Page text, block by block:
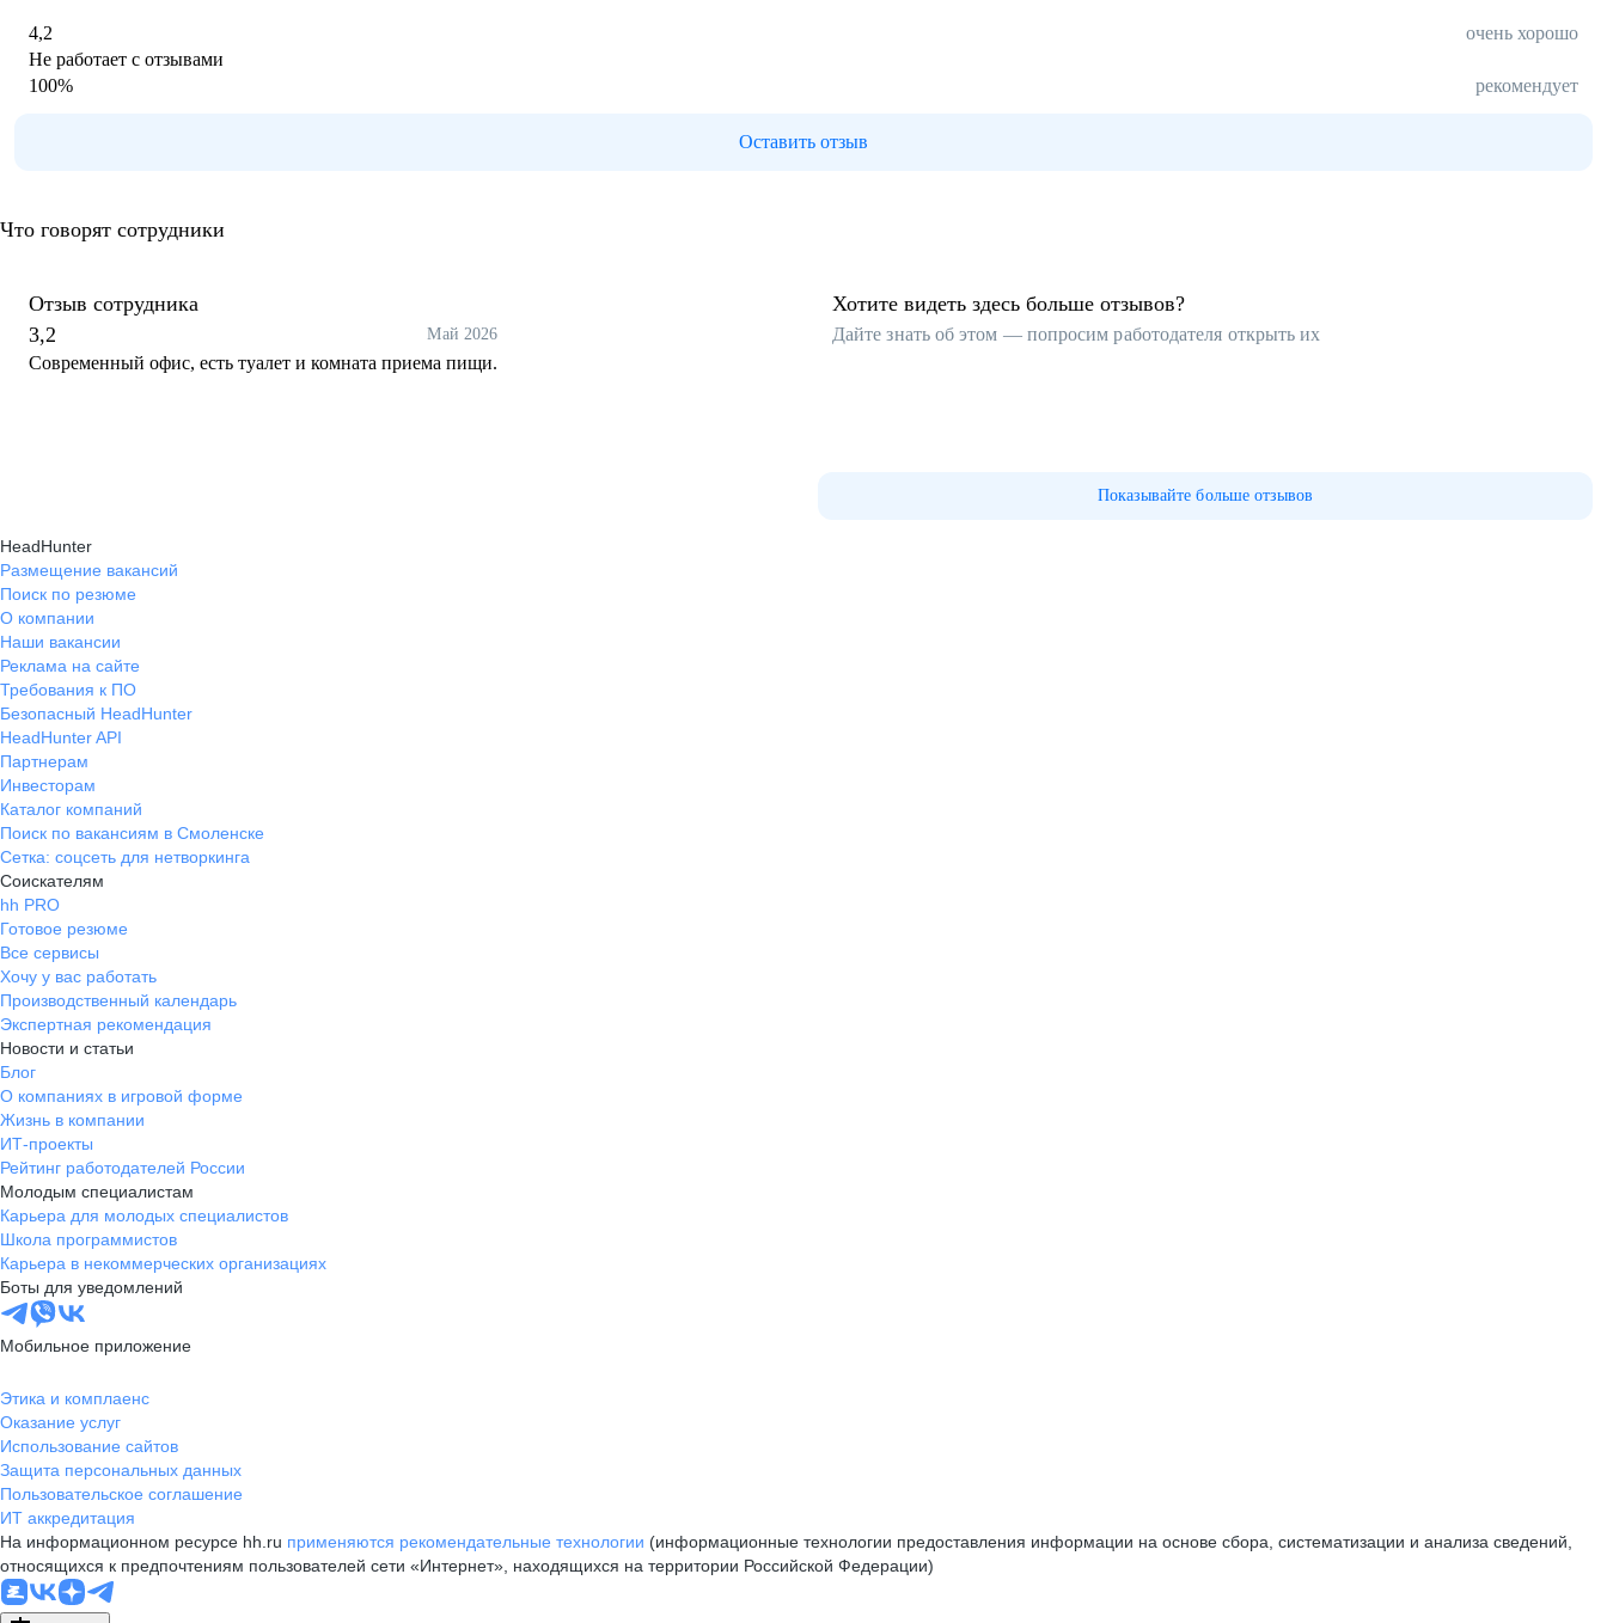
4,2
очень хорошо
Не работает с отзывами
100% рекомендует
Оставить отзыв
Что говорят сотрудники
Отзыв сотрудника
3,2
Май 2026
Современный офис, есть туалет и комната приема пищи.
Хотите видеть здесь больше отзывов?
Дайте знать об этом — попросим работодателя открыть их
Показывайте больше отзывов
HeadHunter
Размещение вакансий
Поиск по резюме
О компании
Наши вакансии
Реклама на сайте
Требования к ПО
Безопасный HeadHunter
HeadHunter API
Партнерам
Инвесторам
Каталог компаний
Поиск по вакансиям в Смоленске
Сетка: соцсеть для нетворкинга
Соискателям
hh PRO
Готовое резюме
Все сервисы
Хочу у вас работать
Производственный календарь
Экспертная рекомендация
Новости и статьи
Блог
О компаниях в игровой форме
Жизнь в компании
ИТ-проекты
Рейтинг работодателей России
Молодым специалистам
Карьера для молодых специалистов
Школа программистов
Карьера в некоммерческих организациях
Боты для уведомлений
Мобильное приложение
Этика и комплаенс
Оказание услуг
Использование сайтов
Защита персональных данных
Пользовательское соглашение
ИТ аккредитация
На информационном ресурсе hh.ru применяются рекомендательные технологии (информационные технологии предоставления информации на основе сбора, систематизации и анализа сведений,
относящихся к предпочтениям пользователей сети «Интернет», находящихся на территории Российской Федерации)